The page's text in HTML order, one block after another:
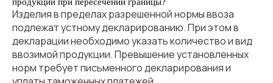
Изделия в пределах разрешенной нормы ввоза
подлежат устному декларированию. При этом в
декларации необходимо указать количество и вид
ввозимой продукции. Превышение установленных
норм требует письменного декларирования и